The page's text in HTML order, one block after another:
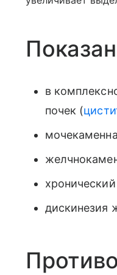
в
почек (
дискинезия